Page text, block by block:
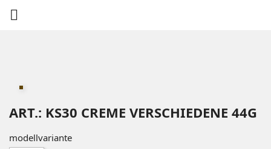

ART.: KS30 CREME VERSCHIEDENE 44G
modellvariante